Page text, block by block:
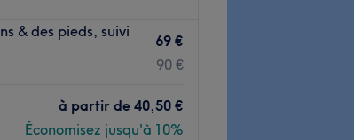
visage, à la détente
est pensé pour
une expérience
qui s’adapte à votre
minimalistes,
& des pieds, suivi
69 €
90 €
à partir de 40,50 €
Économisez jusqu'à 10%